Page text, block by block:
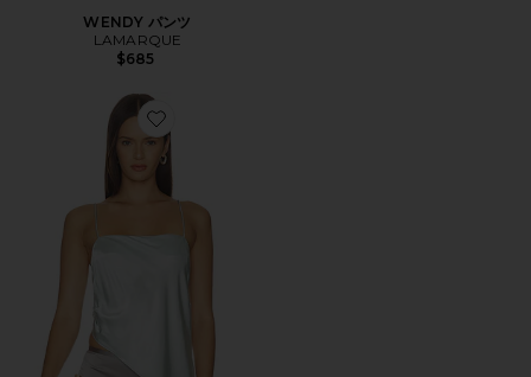
WENDY パンツ
LAMARQUE
$685
Favorite SOLANGE キャミソール